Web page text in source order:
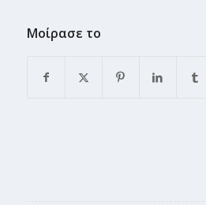
Μοίρασε το